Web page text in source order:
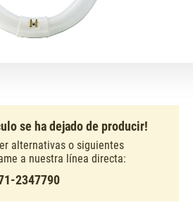
se ha dejado de producir!
alternativas o siguientes
a nuestra línea directa:
2347790